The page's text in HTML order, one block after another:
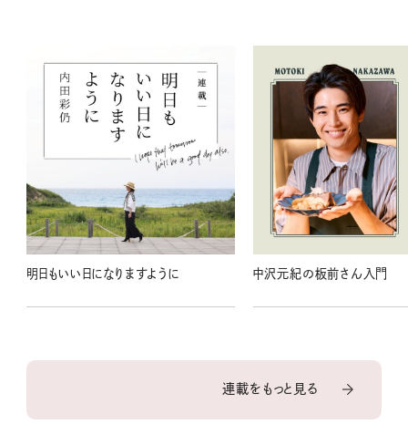
明日もいい日になりますように 中沢元紀の板前さん入門
連載をもっと見る